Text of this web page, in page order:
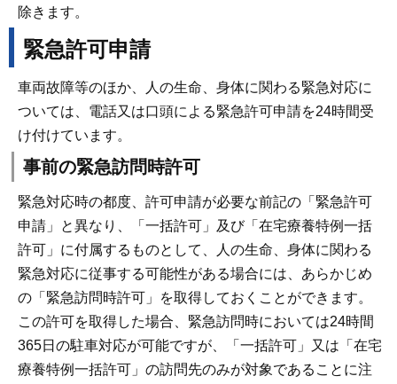
除きます。
緊急許可申請
車両故障等のほか、人の生命、身体に関わる緊急対応に
ついては、電話又は口頭による緊急許可申請を24時間受
け付けています。
事前の緊急訪問時許可
緊急対応時の都度、許可申請が必要な前記の「緊急許可
申請」と異なり、「一括許可」及び「在宅療養特例一括
許可」に付属するものとして、人の生命、身体に関わる
緊急対応に従事する可能性がある場合には、あらかじめ
の「緊急訪問時許可」を取得しておくことができます。
この許可を取得した場合、緊急訪問時においては24時間
365日の駐車対応が可能ですが、「一括許可」又は「在宅
療養特例一括許可」の訪問先のみが対象であることに注